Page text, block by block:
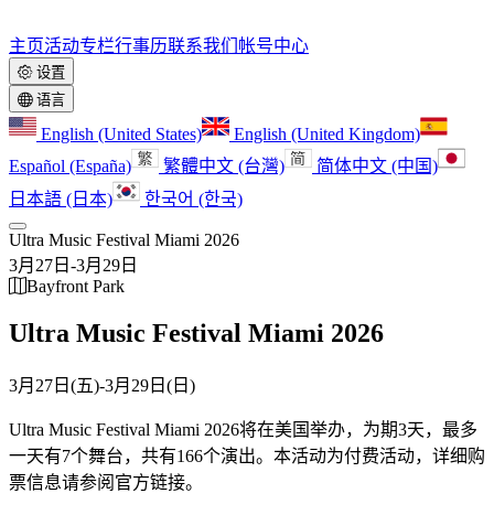
主页活动专栏行事历联系我们 帐号中心
设置
语言
English (United States)
English (United Kingdom)
Español (España)
繁體中文 (台灣)
简体中文 (中国)
日本語 (日本)
한국어 (한국)
Ultra Music Festival Miami 2026
3月27日 -3月29日
Bayfront Park
Ultra Music Festival Miami 2026
3月27日(五)-3月29日(日)
Ultra Music Festival Miami 2026将在美国举办，为期3天，最多
一天有7个舞台，共有166个演出。 本活动为付费活动，详细购
票信息请参阅官方链接。